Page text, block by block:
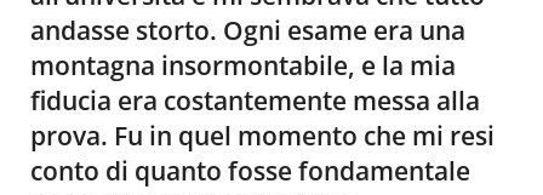
andasse storto. Ogni esame era una
montagna insormontabile, e la mia
fiducia era costantemente messa alla
prova. Fu in quel momento che mi resi
conto di quanto fosse fondamentale